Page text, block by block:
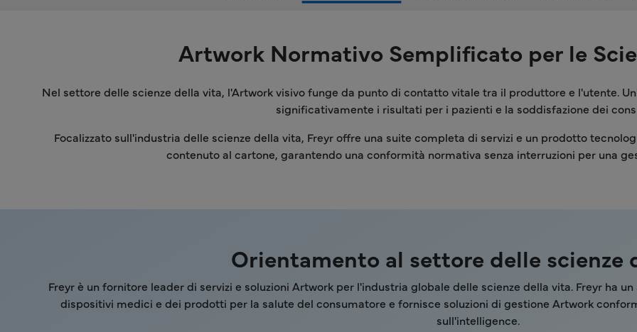
Artwork Normativo Semplificato per le
Nel settore delle scienze della vita, l'Artwork visivo funge da punto di contatto vitale tra il produttore e l'utente.
significativamente i risultati per i pazienti e la soddisfazione dei
Focalizzato sull'industria delle scienze della vita, Freyr offre una suite completa di servizi e un prodotto
contenuto al cartone, garantendo una conformità normativa senza interruzioni per una
Orientamento al settore delle scienze
Freyr è un fornitore leader di servizi e soluzioni Artwork per l'industria globale delle scienze della vita. Freyr ha
dispositivi medici e dei prodotti per la salute del consumatore e fornisce soluzioni di gestione Artwork
sull'intelligence.